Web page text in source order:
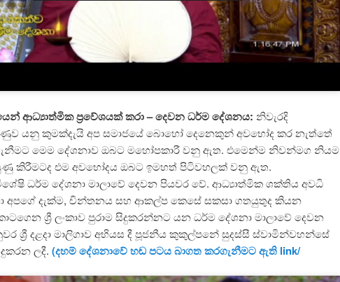
ආධ්‍යාත්මික ප්‍රවේශයක් කරා – දෙවන ධර්ම දේශනය: නිවැරදි
යනු කුමක්දැයි අප සමාජයේ බොහෝ දෙනෙකුන් අවභෝද කර නැත්තේ
මෙම දේශනාව ඔබට මහෝපකාරී වනු ඇත. එමෙන්ම නිවන්මග නියම
කිරීමටද එම අවභෝදය ඔබට ඉමහත් පිටිවහලක් වනු ඇත.
දේශනා මාලාවේ දෙවන පියවර වේ. ආධ්‍යාත්මික ශක්තිය අවධි
අපගේ දැක්ම, චින්තනය සහ ආකල්ප කෙසේ සකසා ගතයුතුද කියන
ශ්‍රී ලංකාව පුරාම සිදුකරන්නට යන ධර්ම දේශනා මාලාවේ දෙවන
ශ්‍රී දළදා මාලිගාව අභියස දී පූජනීය කුකුල්පනේ සුදස්සී ස්වාමින්වහන්සේ
ලදී. (දහම් දේශනාවේ හඬ පටය බාගත කරගැනීමට ඇති link/